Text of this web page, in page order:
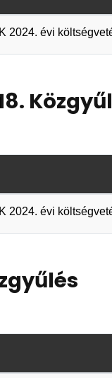
2024. évi
2024. évi